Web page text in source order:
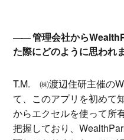
管理会社から
た際にどのように思われ
T.M. ㈱渡辺住研主催の
て、このアプリを初めて
からエクセルを使って所
把握しており、